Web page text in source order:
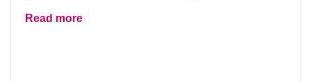
Read more